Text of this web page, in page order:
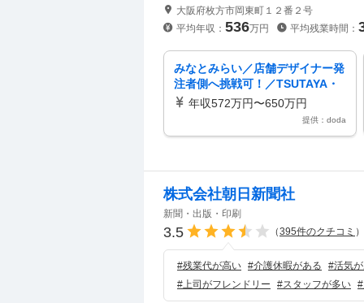
大阪府枚方市岡東町１２番２号
平均年収： 536万円 平均残業時間：
みなとみらい／店舗デザイナー発
注者側へ挑戦可！／TSUTAYA・
蔦屋書店・公共施設など
年収572万円〜650万円
提供：doda
株式会社朝日新聞社
新聞・出版・印刷
3.5 （395件のクチコミ ）
#残業代が高い #介護休暇がある #活気
#上司がフレンドリー #スタッフが多い #